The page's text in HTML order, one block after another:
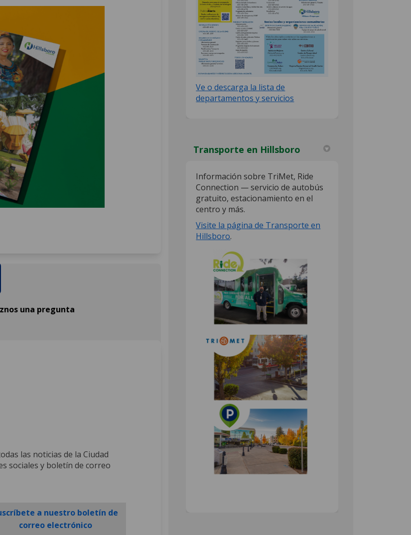
una pregunta
(formerly Twitter)
Linkedin
link
las noticias de la Ciudad
sociales y boletín de correo
a nuestro boletín de
correo electrónico(External link)
Ve o descarga la lista de
departamentos y servicios
Transporte en Hillsboro
Información sobre TriMet, Ride
Connection — servicio de autobús
gratuito, estacionamiento en el
centro y más.
Visite la página de Transporte en
Hillsboro(External link)
.